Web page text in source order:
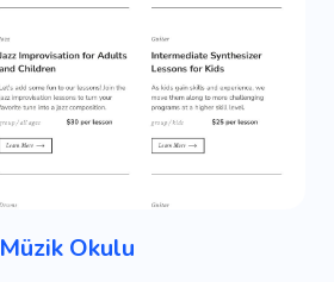
Müzik Okulu